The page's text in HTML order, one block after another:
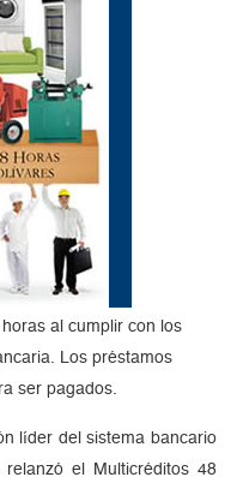
al cumplir con los
Los préstamos
ser pagados.
líder del sistema bancario
el Multicréditos 48